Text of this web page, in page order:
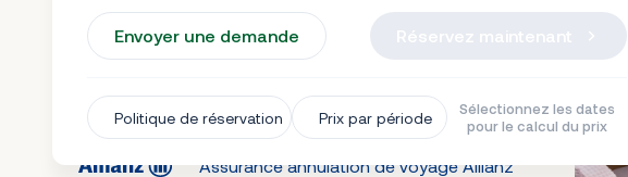
Envoyer une demande
Politique de réservation Prix par période
Sélectionnez les dates
pour le calcul du prix
Assurance annulation de voyage Allianz